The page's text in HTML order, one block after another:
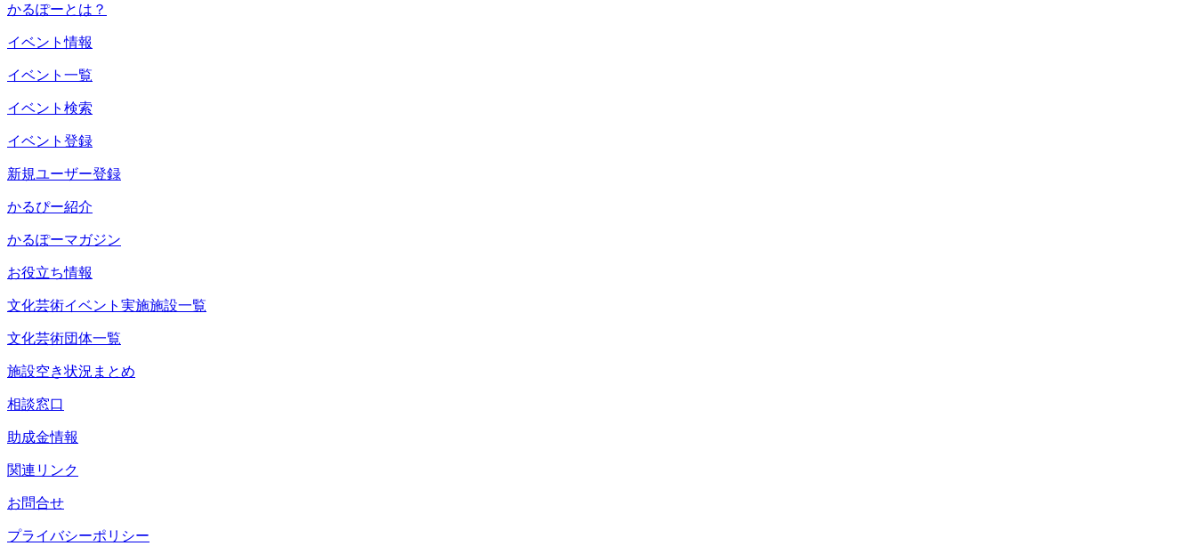
かるぽーとは？
イベント情報
イベント一覧
イベント検索
イベント登録
新規ユーザー登録
かるぴー紹介
かるぽーマガジン
お役立ち情報
文化芸術イベント実施施設一覧
文化芸術団体一覧
施設空き状況まとめ
相談窓口
助成金情報
関連リンク
お問合せ
プライバシーポリシー